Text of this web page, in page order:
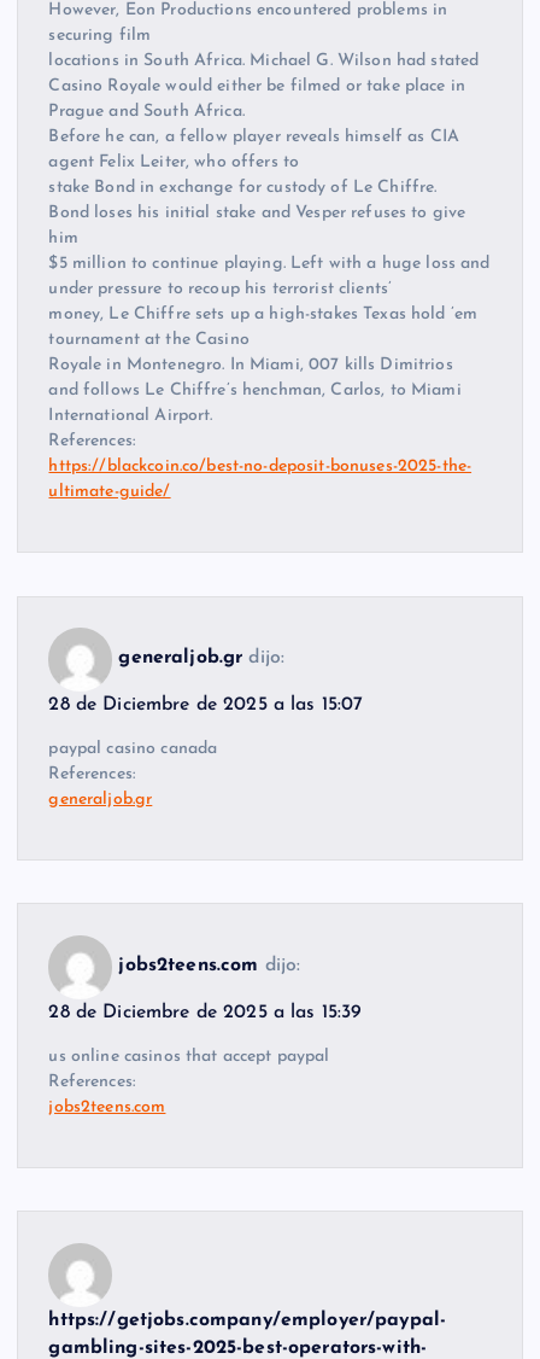
However, Eon Productions encountered problems in
securing film
locations in South Africa. Michael G. Wilson had stated
Casino Royale would either be filmed or take place in
Prague and South Africa.
Before he can, a fellow player reveals himself as CIA
agent Felix Leiter, who offers to
stake Bond in exchange for custody of Le Chiffre.
Bond loses his initial stake and Vesper refuses to give
him
$5 million to continue playing. Left with a huge loss and
under pressure to recoup his terrorist clients’
money, Le Chiffre sets up a high-stakes Texas hold ’em
tournament at the Casino
Royale in Montenegro. In Miami, 007 kills Dimitrios
and follows Le Chiffre’s henchman, Carlos, to Miami
International Airport.
References:
https://blackcoin.co/best-no-deposit-bonuses-2025-the-
ultimate-guide/
generaljob.gr dijo:
28 de Diciembre de 2025 a las 15:07
paypal casino canada
References:
generaljob.gr
jobs2teens.com dijo:
28 de Diciembre de 2025 a las 15:39
us online casinos that accept paypal
References:
jobs2teens.com
https://getjobs.company/employer/paypal-
gambling-sites-2025-best-operators-with-